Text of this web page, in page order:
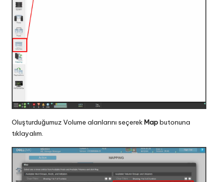
Oluşturduğumuz Volume alanlarını seçerekMapbutonuna
tıklayalım.